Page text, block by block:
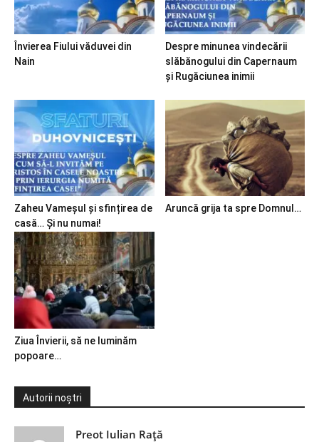
Învierea Fiului văduvei din
Nain
Despre minunea vindecării
slăbănogului din Capernaum
și Rugăciunea inimii
Zaheu Vameșul și sfințirea de
casă… Și nu numai!
Aruncă grija ta spre Domnul…
Ziua Învierii, să ne luminăm
popoare…
Autorii noștri
Preot Iulian Raţă